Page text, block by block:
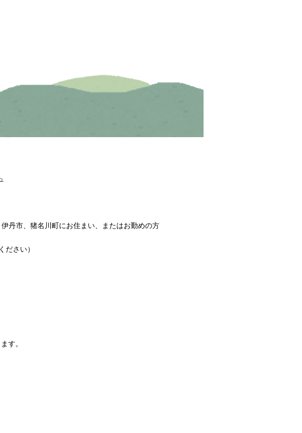
丹市、猪名川町にお住まい、またはお勤めの方
さい）
す。